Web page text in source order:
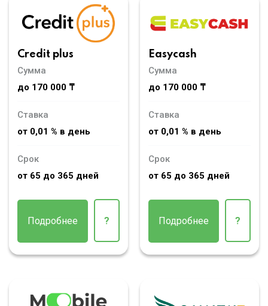
Credit plus
Сумма
до 170 000 ₸
Ставка
от 0,01 % в день
Срок
от 65 до 365 дней
Подробнее ?
Easycash
Сумма
до 170 000 ₸
Ставка
от 0,01 % в день
Срок
от 65 до 365 дней
Подробнее ?